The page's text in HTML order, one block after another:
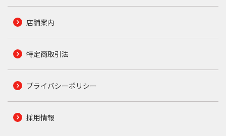
店舗案内
特定商取引法
プライバシーポリシー
採用情報